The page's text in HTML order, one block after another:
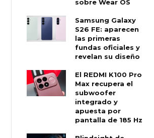
sobre Wear OS
Samsung Galaxy
S26 FE: aparecen
las primeras
fundas oficiales y
revelan su diseño
El REDMI K100 Pro
Max recupera el
subwoofer
integrado y
apuesta por
pantalla de 185 Hz